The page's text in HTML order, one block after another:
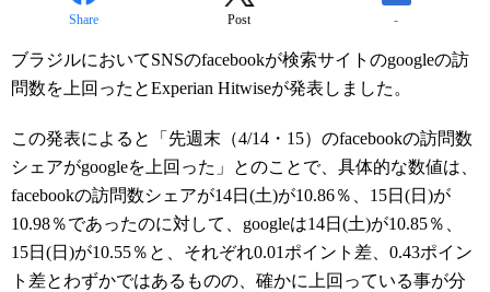
Share Post -
ブラジルにおいてSNSのfacebookが検索サイトのgoogleの訪
問数を上回ったとExperian Hitwiseが発表しました。
この発表によると「先週末（4/14・15）のfacebookの訪問数
シェアがgoogleを上回った」とのことで、具体的な数値は、
facebookの訪問数シェアが14日(土)が10.86％、15日(日)が
10.98％であったのに対して、googleは14日(土)が10.85％、
15日(日)が10.55％と、それぞれ0.01ポイント差、0.43ポイン
ト差とわずかではあるものの、確かに上回っている事が分